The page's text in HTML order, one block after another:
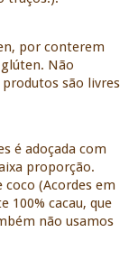
por conterem
Não
são livres
é adoçada com
proporção.
coco (Acordes em
100% cacau, que
não usamos